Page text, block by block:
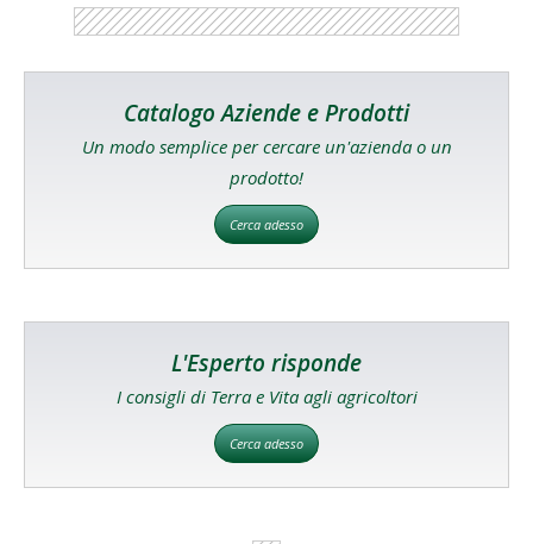
Catalogo Aziende e Prodotti
Un modo semplice per cercare un'azienda o un
prodotto!
Cerca adesso
L'Esperto risponde
I consigli di Terra e Vita agli agricoltori
Cerca adesso